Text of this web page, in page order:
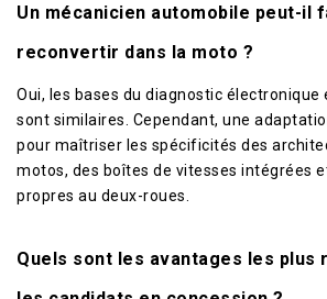
Un mécanicien automobile peut-il
reconvertir dans la moto ?
Oui, les bases du diagnostic électronique
sont similaires. Cependant, une
pour maîtriser les spécificités des
motos, des boîtes de vitesses intégrées
propres au deux-roues.
Quels sont les avantages les plus